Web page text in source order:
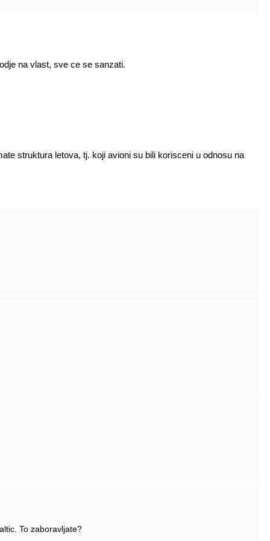
na vlast, sve ce se sanzati.
struktura letova, tj. koji avioni su bili korisceni u odnosu na
To zaboravljate?